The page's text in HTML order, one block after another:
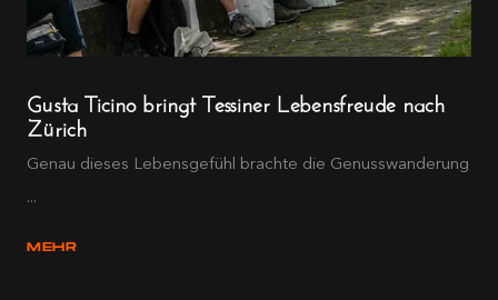
Gusta Ticino bringt Tessiner Lebensfreude nach
Zürich
Genau dieses Lebensgefühl brachte die Genusswanderung
...
MEHR